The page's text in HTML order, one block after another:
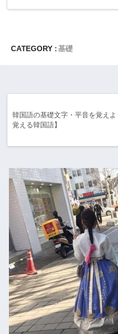
CATEGORY :基礎
韓国語の基礎文字・平音を覚え
覚える韓国語】